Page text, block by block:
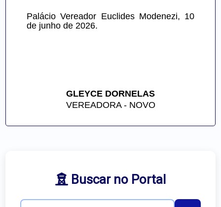
Palácio Vereador Euclides Modenezi, 10
de junho de 2026.
GLEYCE DORNELAS
VEREADORA - NOVO
Buscar no Portal